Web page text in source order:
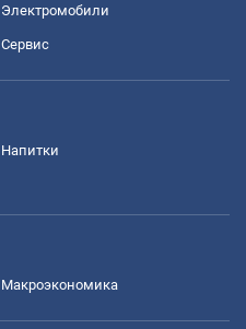
Электромобили
Сервис
Напитки
Mакроэкономика